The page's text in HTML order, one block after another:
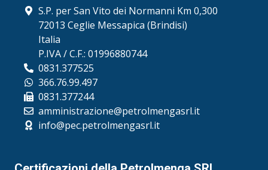
S.P. per San Vito dei Normanni Km 0,300
72013 Ceglie Messapica (Brindisi)
Italia
P.IVA / C.F.: 01996880744
0831.377525
366.76.99.497
0831.377244
amministrazione@petrolmengasrl.it
info@pec.petrolmengasrl.it